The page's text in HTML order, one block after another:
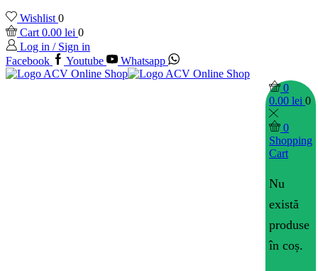
Wishlist 0
Cart 0.00 lei 0
Log in / Sign in
Facebook
Youtube Whatsapp
0
0.00 lei 0
0
Shopping
Cart
Nu
există
produse
în coș.